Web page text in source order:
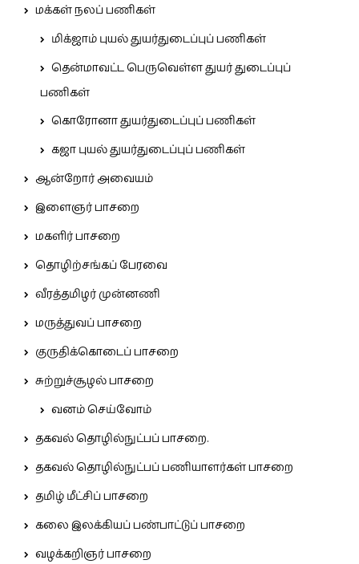
மக்கள் நலப் பணிகள்
மிக்ஜாம் புயல் துயர்துடைப்புப் பணிகள்
தென்மாவட்ட பெருவெள்ள துயர் துடைப்புப்
பணிகள்
கொரோனா துயர்துடைப்புப் பணிகள்
கஜா புயல் துயர்துடைப்புப் பணிகள்
ஆன்றோர் அவையம்
இளைஞர் பாசறை
மகளிர் பாசறை
தொழிற்சங்கப் பேரவை
வீரத்தமிழர் முன்னணி
மருத்துவப் பாசறை
குருதிக்கொடைப் பாசறை
சுற்றுச்சூழல் பாசறை
வனம் செய்வோம்
தகவல் தொழில்நுட்பப் பாசறை.
தகவல் தொழில்நுட்பப் பணியாளர்கள் பாசறை
தமிழ் மீட்சிப் பாசறை
கலை இலக்கியப் பண்பாட்டுப் பாசறை
வழக்கறிஞர் பாசறை